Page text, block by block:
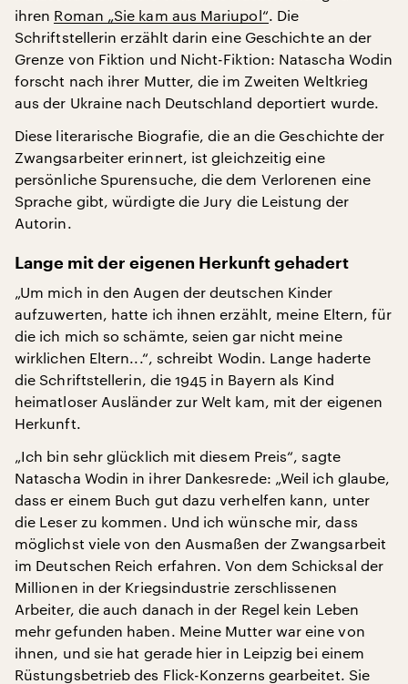
ihren Roman „Sie kam aus Mariupol“. Die
Schriftstellerin erzählt darin eine Geschichte an der
Grenze von Fiktion und Nicht-Fiktion: Natascha Wodin
forscht nach ihrer Mutter, die im Zweiten Weltkrieg
aus der Ukraine nach Deutschland deportiert wurde.
Diese literarische Biografie, die an die Geschichte der
Zwangsarbeiter erinnert, ist gleichzeitig eine
persönliche Spurensuche, die dem Verlorenen eine
Sprache gibt, würdigte die Jury die Leistung der
Autorin.
Lange mit der eigenen Herkunft gehadert
„Um mich in den Augen der deutschen Kinder
aufzuwerten, hatte ich ihnen erzählt, meine Eltern, für
die ich mich so schämte, seien gar nicht meine
wirklichen Eltern...“, schreibt Wodin. Lange haderte
die Schriftstellerin, die 1945 in Bayern als Kind
heimatloser Ausländer zur Welt kam, mit der eigenen
Herkunft.
„Ich bin sehr glücklich mit diesem Preis“, sagte
Natascha Wodin in ihrer Dankesrede: „Weil ich glaube,
dass er einem Buch gut dazu verhelfen kann, unter
die Leser zu kommen. Und ich wünsche mir, dass
möglichst viele von den Ausmaßen der Zwangsarbeit
im Deutschen Reich erfahren. Von dem Schicksal der
Millionen in der Kriegsindustrie zerschlissenen
Arbeiter, die auch danach in der Regel kein Leben
mehr gefunden haben. Meine Mutter war eine von
ihnen, und sie hat gerade hier in Leipzig bei einem
Rüstungsbetrieb des Flick-Konzerns gearbeitet. Sie